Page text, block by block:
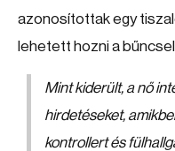
azonosítottak egy
lehetett hozni a
Mint kiderült, a nő
hirdetéseket,
kontrollert és